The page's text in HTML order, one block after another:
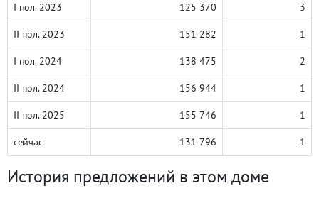
I пол. 2023 125 370 3
II пол. 2023 151 282 1
I пол. 2024 138 475 2
II пол. 2024 156 944 1
II пол. 2025 155 746 1
сейчас 131 796 1
История предложений в этом доме